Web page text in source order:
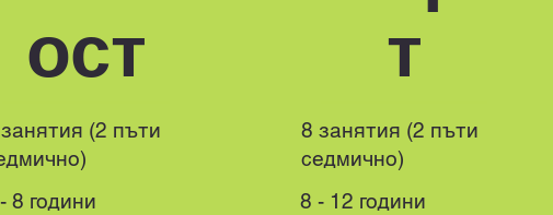
ост
(2 пъти
8 години
т
8 занятия (2 пъти
седмично)
8 - 12 години